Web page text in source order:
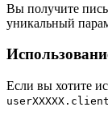
Вы получите
уникальный
Если вы хотите